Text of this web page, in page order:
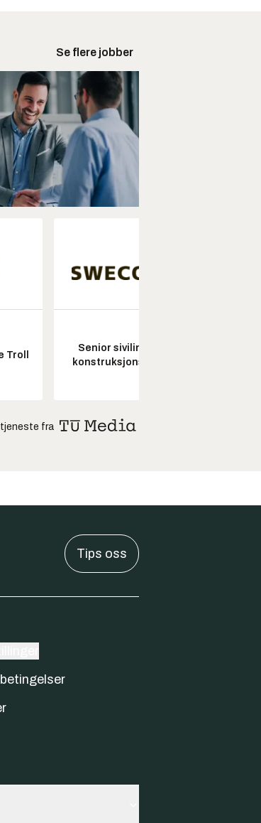
Se flere jobber
Troll
Senior sivilingeniør
konstruksjonsteknikk
tjeneste fra
Tips oss